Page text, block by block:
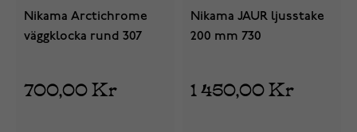
Nikama Arctichrome
väggklocka rund 307
700,00 Kr
Nikama JAUR ljusstake
200 mm 730
1 450,00 Kr